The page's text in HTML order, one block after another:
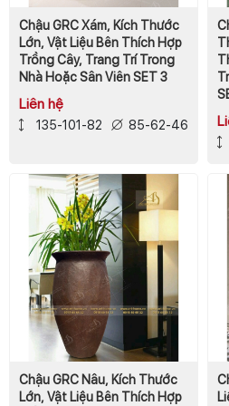
Chậu GRC Xám, Kích Thước
Lớn, Vật Liệu Bên Thích Hợp
Trồng Cây, Trang Trí Trong
Nhà Hoặc Sân Viên SET 3
Liên hệ
135-101-82 85-62-46
Chậu GRC Nâu, Kích Thước
Lớn, Vật Liệu Bên Thích Hợp